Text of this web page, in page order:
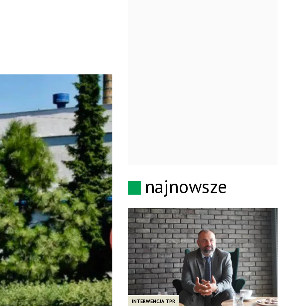
najnowsze
INTERWENCJA TPR